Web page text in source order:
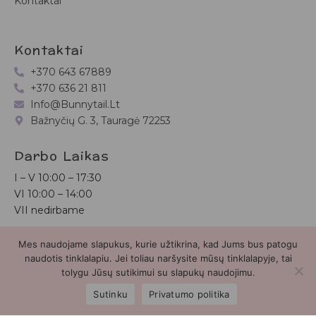
Kontaktai
+370 643 67889
+370 636 21 811
Info@bunnytail.lt
Bažnyčių G. 3, Tauragė 72253
Darbo Laikas
I – V 10:00 – 17:30
VI 10:00 – 14:00
VII nedirbame
Bunnytail.lt| Copyright 2026 | Svetainė sukurtaMyra.lt
Mes naudojame slapukus, kurie užtikrina, kad Jums bus patogu
naudotis tinklalapiu. Jei toliau naršysite mūsų tinklalapyje, tai
tolygu Jūsų sutikimui su slapukų naudojimu.
Sutinku
Privatumo politika